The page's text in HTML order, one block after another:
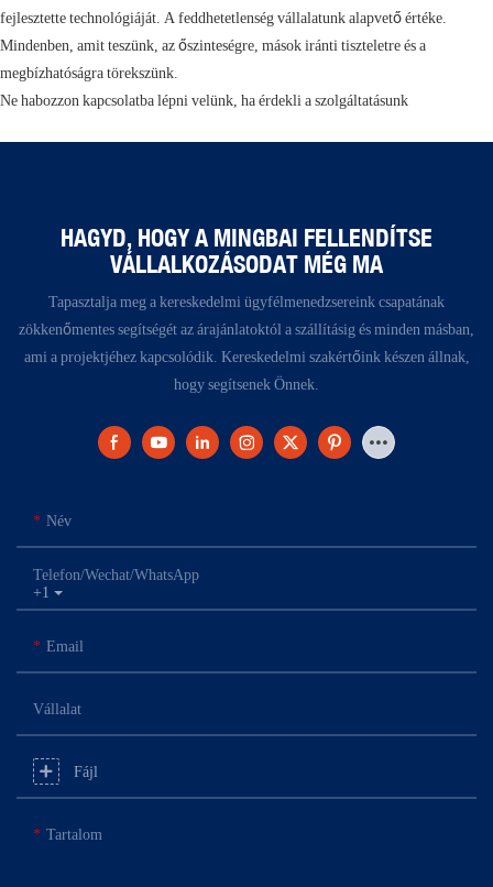
fejlesztette technológiáját. A feddhetetlenség vállalatunk alapvető értéke.
Mindenben, amit teszünk, az őszinteségre, mások iránti tiszteletre és a
megbízhatóságra törekszünk.
Ne habozzon kapcsolatba lépni velünk, ha érdekli a szolgáltatásunk
HAGYD, HOGY A MINGBAI FELLENDÍTSE
VÁLLALKOZÁSODAT MÉG MA
Tapasztalja meg a kereskedelmi ügyfélmenedzsereink csapatának
zökkenőmentes segítségét az árajánlatoktól a szállításig és minden másban,
ami a projektjéhez kapcsolódik. Kereskedelmi szakértőink készen állnak,
hogy segítsenek Önnek.
Név
+1
Telefon/Wechat/WhatsApp
Email
Vállalat
Fájl
Tartalom